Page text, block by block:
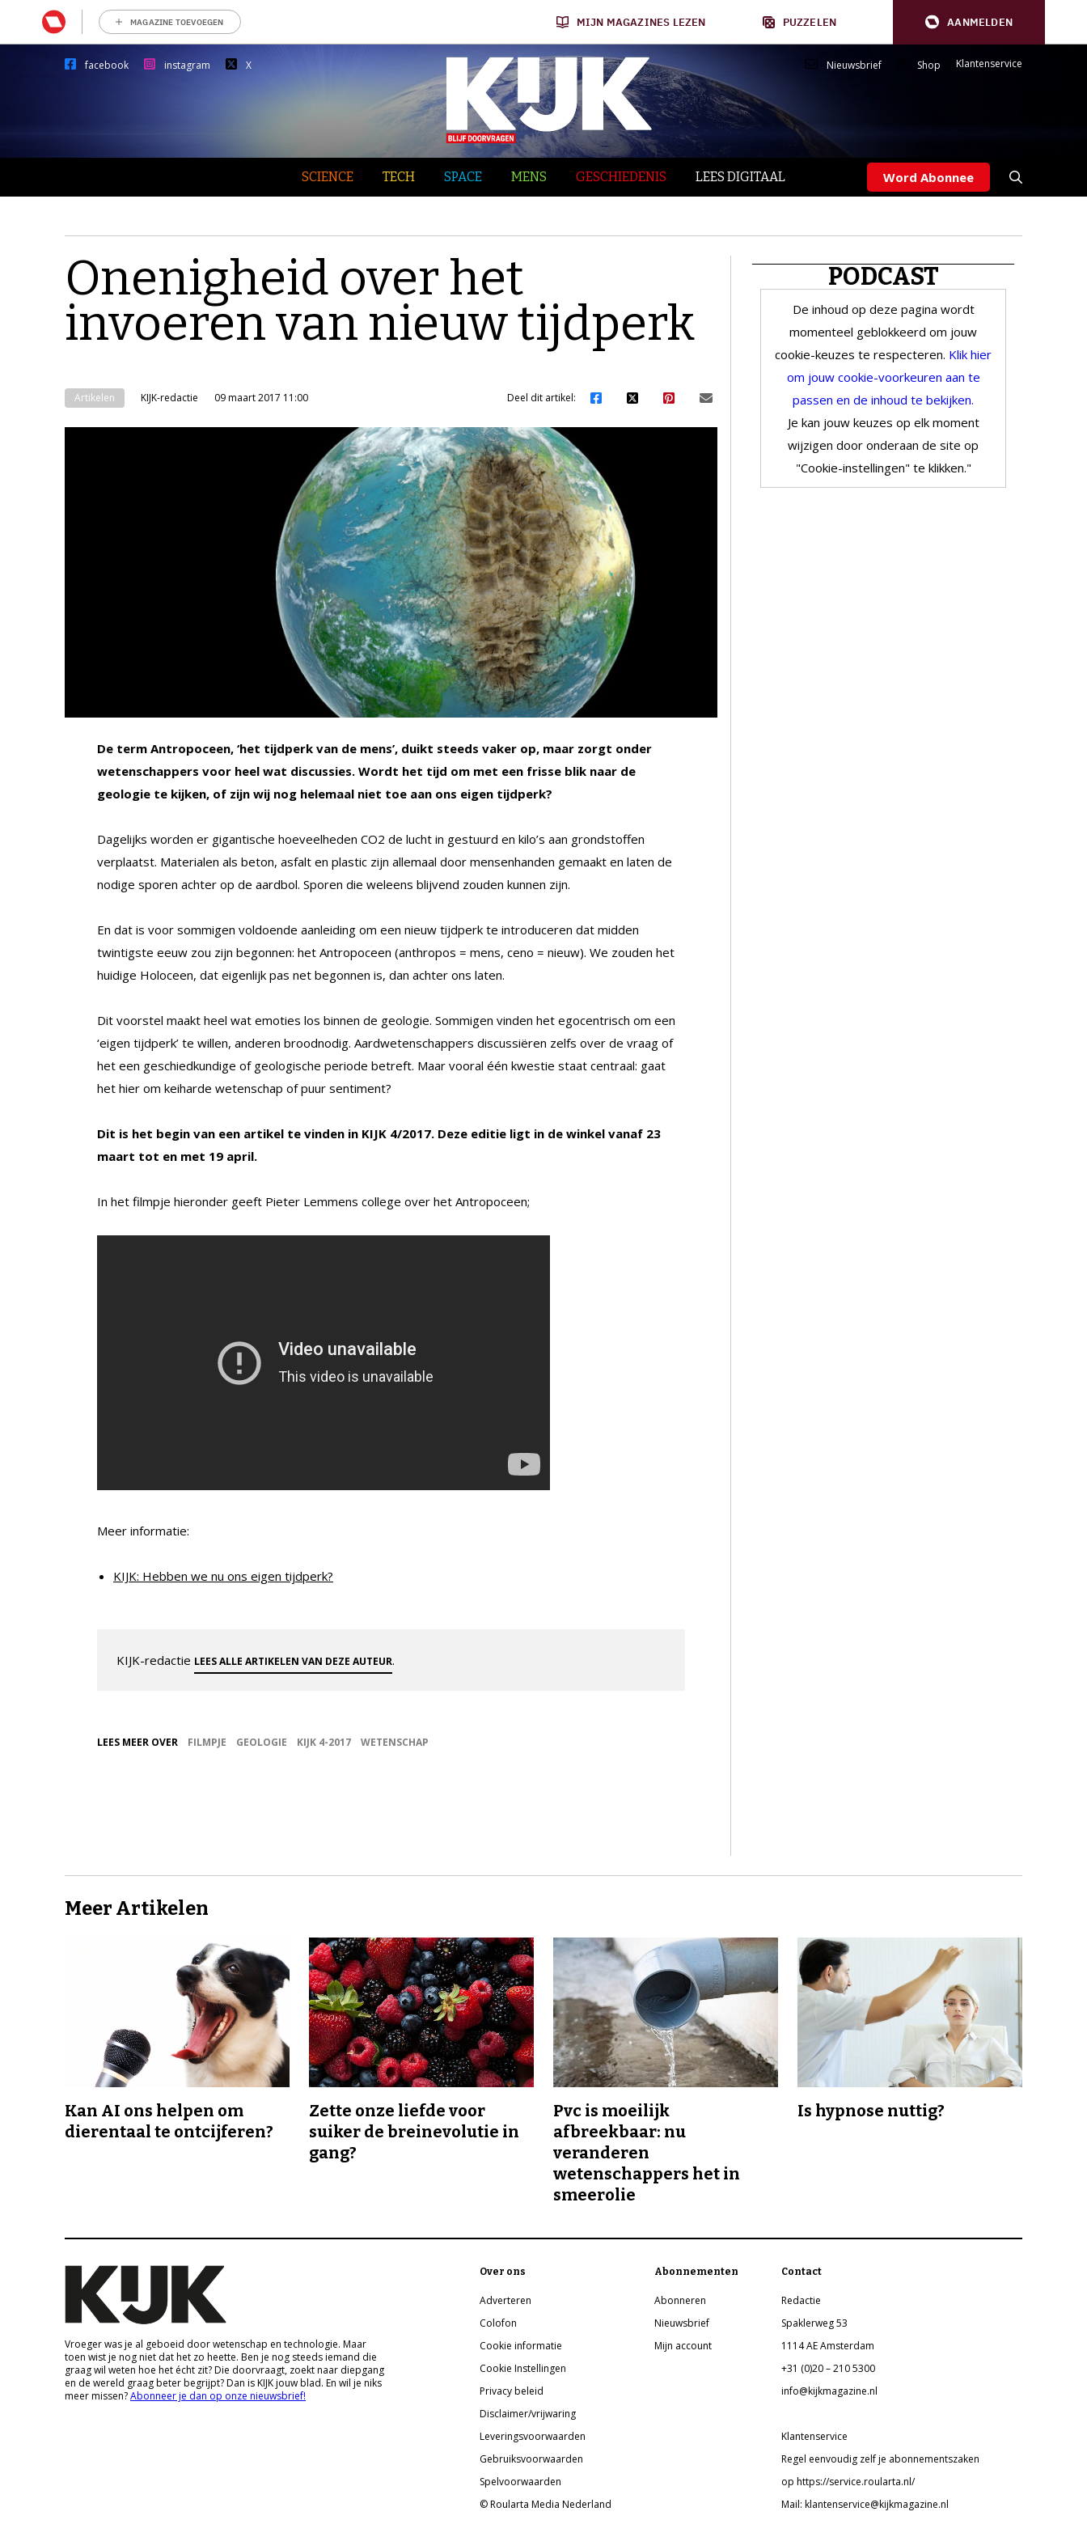
MAGAZINE TOEVOEGEN MIJN MAGAZINES LEZEN PUZZELEN AANMELDEN
facebook instagram X Nieuwsbrief Shop Klantenservice
SCIENCE TECH SPACE MENS GESCHIEDENIS LEES DIGITAAL Word Abonnee
Onenigheid over het
invoeren van nieuw tijdperk
Artikelen KIJK-redactie 09 maart 2017 11:00 Deel dit artikel:
De term Antropoceen, ‘het tijdperk van de mens’, duikt steeds vaker op, maar zorgt onder
wetenschappers voor heel wat discussies. Wordt het tijd om met een frisse blik naar de
geologie te kijken, of zijn wij nog helemaal niet toe aan ons eigen tijdperk?
Dagelijks worden er gigantische hoeveelheden CO2 de lucht in gestuurd en kilo’s aan grondstoffen
verplaatst. Materialen als beton, asfalt en plastic zijn allemaal door mensenhanden gemaakt en laten de
nodige sporen achter op de aardbol. Sporen die weleens blijvend zouden kunnen zijn.
En dat is voor sommigen voldoende aanleiding om een nieuw tijdperk te introduceren dat midden
twintigste eeuw zou zijn begonnen: het Antropoceen (anthropos = mens, ceno = nieuw). We zouden het
huidige Holoceen, dat eigenlijk pas net begonnen is, dan achter ons laten.
Dit voorstel maakt heel wat emoties los binnen de geologie. Sommigen vinden het egocentrisch om een
‘eigen tijdperk’ te willen, anderen broodnodig. Aardwetenschappers discussiëren zelfs over de vraag of
het een geschiedkundige of geologische periode betreft. Maar vooral één kwestie staat centraal: gaat
het hier om keiharde wetenschap of puur sentiment?
Dit is het begin van een artikel te vinden in KIJK 4/2017. Deze editie ligt in de winkel vanaf 23
maart tot en met 19 april.
In het filmpje hieronder geeft Pieter Lemmens college over het Antropoceen;
Meer informatie:
KIJK: Hebben we nu ons eigen tijdperk?
KIJK-redactie LEES ALLE ARTIKELEN VAN DEZE AUTEUR.
LEES MEER OVER FILMPJE GEOLOGIE KIJK 4-2017 WETENSCHAP
PODCAST
De inhoud op deze pagina wordt
momenteel geblokkeerd om jouw
cookie-keuzes te respecteren. Klik hier
om jouw cookie-voorkeuren aan te
passen en de inhoud te bekijken.
Je kan jouw keuzes op elk moment
wijzigen door onderaan de site op
"Cookie-instellingen" te klikken."
Meer Artikelen
Kan AI ons helpen om
dierentaal te ontcijferen?
Zette onze liefde voor
suiker de breinevolutie in
gang?
Pvc is moeilijk
afbreekbaar: nu
veranderen
wetenschappers het in
smeerolie
Is hypnose nuttig?
Vroeger was je al geboeid door wetenschap en technologie. Maar
toen wist je nog niet dat het zo heette. Ben je nog steeds iemand die
graag wil weten hoe het écht zit? Die doorvraagt, zoekt naar diepgang
en de wereld graag beter begrijpt? Dan is KIJK jouw blad. En wil je niks
meer missen?Abonneer je dan op onze nieuwsbrief!
Over ons
Adverteren
Colofon
Cookie informatie
Cookie Instellingen
Privacy beleid
Disclaimer/vrijwaring
Leveringsvoorwaarden
Gebruiksvoorwaarden
Spelvoorwaarden
© Roularta Media Nederland
Abonnementen
Abonneren
Nieuwsbrief
Mijn account
Contact
Redactie
Spaklerweg 53
1114 AE Amsterdam
+31 (0)20 – 210 5300
info@kijkmagazine.nl
Klantenservice
Regel eenvoudig zelf je abonnementszaken
op https://service.roularta.nl/
Mail: klantenservice@kijkmagazine.nl